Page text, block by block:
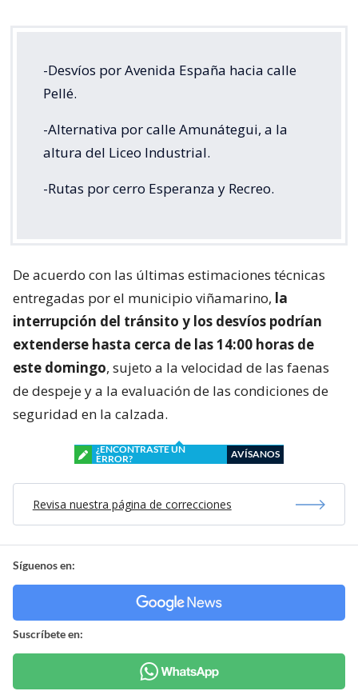
-Desvíos por Avenida España hacia calle
Pellé.
-Alternativa por calle Amunátegui, a la
altura del Liceo Industrial.
-Rutas por cerro Esperanza y Recreo.
De acuerdo con las últimas estimaciones técnicas
entregadas por el municipio viñamarino, la
interrupción del tránsito y los desvíos podrían
extenderse hasta cerca de las 14:00 horas de
este domingo, sujeto a la velocidad de las faenas
de despeje y a la evaluación de las condiciones de
seguridad en la calzada.
¿ENCONTRASTE UN
ERROR?
AVÍSANOS
Revisa nuestra página de correcciones
Síguenos en:
Suscríbete en: